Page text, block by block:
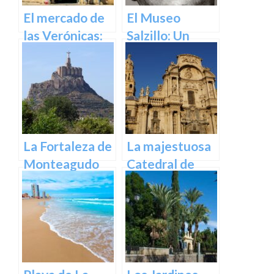
El mercado de
las Verónicas:
descubre el
mercado más
emblemático
de Murcia
El Museo
Salzillo: Un
Tesoro de la
Escultura
Barroca en
España en
Murcia
La Fortaleza de
Monteagudo
La majestuosa
Catedral de
Murcia: un
tesoro
arquitectónico
y cultural